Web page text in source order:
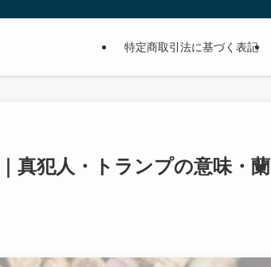
特定商取引法に基づく表記
真犯人・トランプの意味・蘭